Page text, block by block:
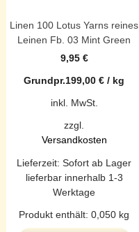
Linen 100 Lotus Yarns reines
Leinen Fb. 03 Mint Green
9,95 €
Grundpr.199,00 € / kg
inkl. MwSt.
zzgl.
Versandkosten
Lieferzeit: Sofort ab Lager
lieferbar innerhalb 1-3
Werktage
Produkt enthält: 0,050 kg